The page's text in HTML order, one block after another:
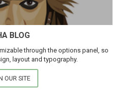
BLOG
through the options panel, so
layout and typography.
OUR SITE